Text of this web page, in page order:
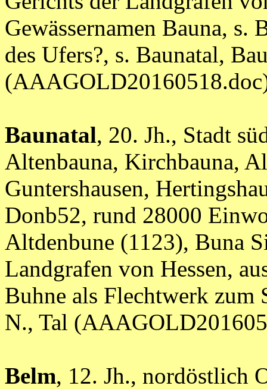
Gewässernamen Bauna, s.
des Ufers?, s. Baunatal,
Baunatal, 20. Jh., Stadt
Altenbauna, Kirchbauna,
Guntershausen,
Donb52, rund 28000
Altdenbune (1123), Buna
Landgrafen von Hessen,
Buhne als Flechtwerk zum
N., Tal
Belm, 12. Jh., nordöstlich